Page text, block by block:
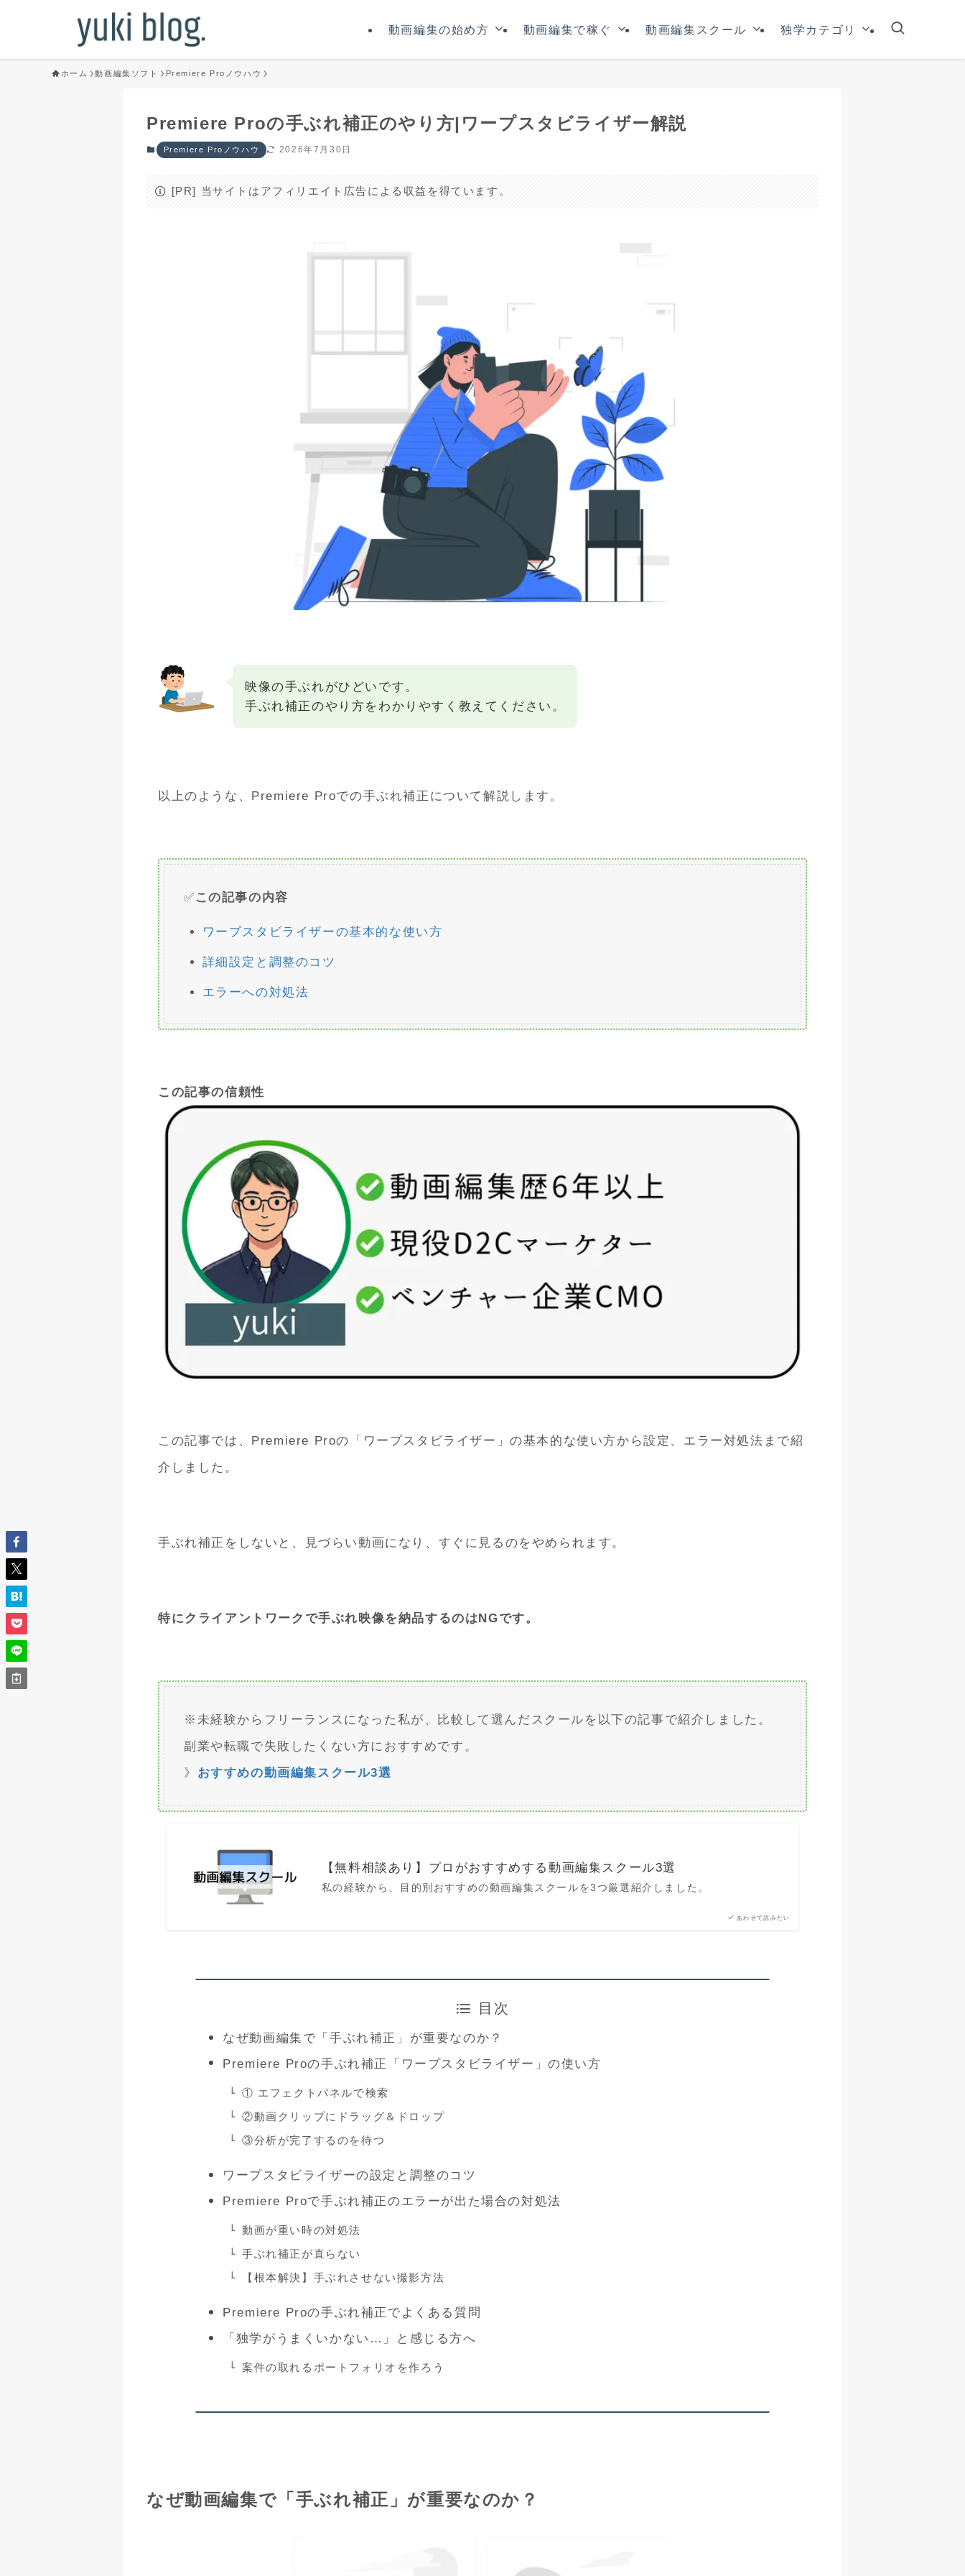
動画編集の始め方 動画編集で稼ぐ 動画編集スクール 独学カテゴリ
ホーム 動画編集ソフト Premiere Proノウハウ
Premiere Proの手ぶれ補正のやり方|ワープスタビライザー解説
Premiere Proノウハウ 2026年7月30日
[PR] 当サイトはアフィリエイト広告による収益を得ています。
映像の手ぶれがひどいです。
手ぶれ補正のやり方をわかりやすく教えてください。
以上のような、Premiere Proでの手ぶれ補正について解説します。
✅ この記事の内容
ワープスタビライザーの基本的な使い方
詳細設定と調整のコツ
エラーへの対処法
この記事の信頼性
この記事では、Premiere Proの「ワープスタビライザー」の基本的な使い方から設定、エラー対処法まで紹
介しました。
手ぶれ補正をしないと、見づらい動画になり、すぐに見るのをやめられます。
特にクライアントワークで手ぶれ映像を納品するのはNGです。
※未経験からフリーランスになった私が、比較して選んだスクールを以下の記事で紹介しました。
副業や転職で失敗したくない方におすすめです。
》 おすすめの動画編集スクール3選
あわせて読みたい
【無料相談あり】プロがおすすめする動画編集スクール3選
私の経験から、目的別おすすめの動画編集スクールを3つ厳選紹介しました。
目次
なぜ動画編集で「手ぶれ補正」が重要なのか？
Premiere Proの手ぶれ補正「ワープスタビライザー」の使い方
① エフェクトパネルで検索
②動画クリップにドラッグ＆ドロップ
③分析が完了するのを待つ
ワープスタビライザーの設定と調整のコツ
Premiere Proで手ぶれ補正のエラーが出た場合の対処法
動画が重い時の対処法
手ぶれ補正が直らない
【根本解決】手ぶれさせない撮影方法
Premiere Proの手ぶれ補正でよくある質問
「独学がうまくいかない…」と感じる方へ
案件の取れるポートフォリオを作ろう
なぜ動画編集で「手ぶれ補正」が重要なのか？